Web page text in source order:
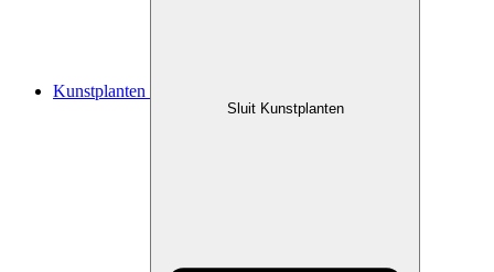
Kunstplanten
Sluit Kunstplanten